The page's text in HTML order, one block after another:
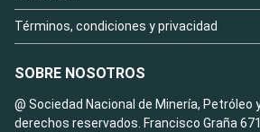
Términos, condiciones y privacidad
SOBRE NOSOTROS
@ Sociedad Nacional de Minería, Petróleo
derechos reservados. Francisco Graña